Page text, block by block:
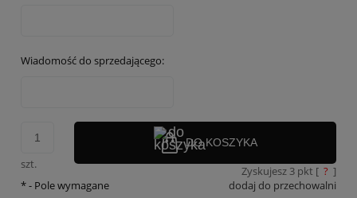
Wiadomość do sprzedającego:
szt.
DO KOSZYKA
Zyskujesz 3pkt [ ? ]
dodaj do przechowalni
*- Pole wymagane